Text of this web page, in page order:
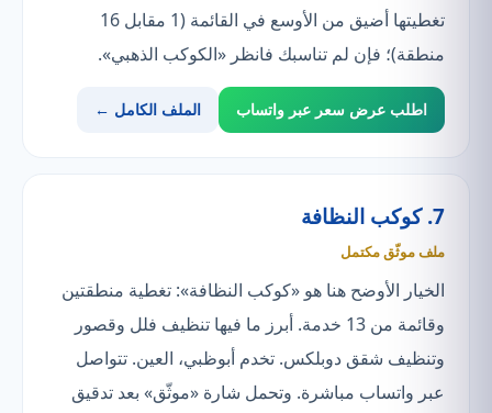
تغطيتها أضيق من الأوسع في القائمة (1 مقابل 16
منطقة)؛ فإن لم تناسبك فانظر «الكوكب الذهبي».
اطلب عرض سعر عبر واتساب الملف الكامل ←
7. كوكب النظافة
ملف موثّق مكتمل
الخيار الأوضح هنا هو «كوكب النظافة»: تغطية منطقتين
وقائمة من 13 خدمة. أبرز ما فيها تنظيف فلل وقصور
وتنظيف شقق دوبلكس. تخدم أبوظبي، العين. تتواصل
عبر واتساب مباشرة. وتحمل شارة «موثّق» بعد تدقيق